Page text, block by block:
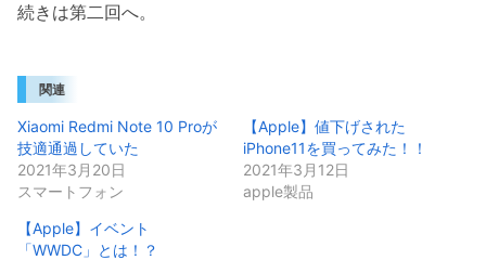
続きは第二回へ。
関連
Xiaomi Redmi Note 10 Proが
技適通過していた
2021年3月20日
スマートフォン
【Apple】値下げされた
iPhone11を買ってみた！！
2021年3月12日
apple製品
【Apple】イベント
「WWDC」とは！？